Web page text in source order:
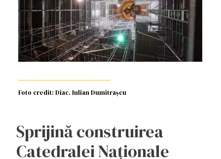
Foto credit: Diac. Iulian Dumitrașcu
Sprijină construirea
Catedralei Naționale